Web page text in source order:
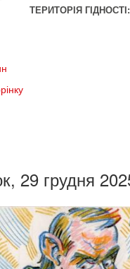
ТЕРИТОРІЯ
29 грудня